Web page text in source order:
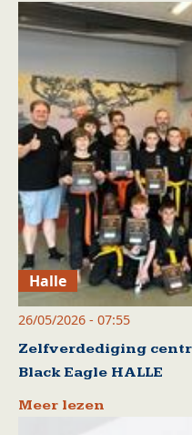
Halle
26/05/2026 - 07:55
Zelfverdediging
Black Eagle HALLE
Meer lezen